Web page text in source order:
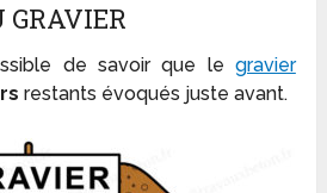
GRAVIER
de savoir que le gravier
restants évoqués juste avant.